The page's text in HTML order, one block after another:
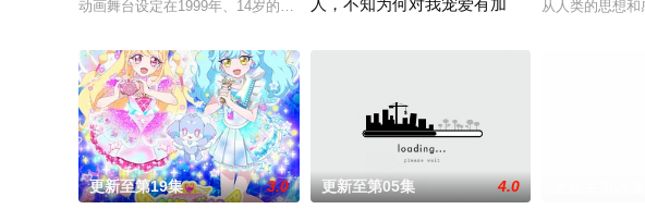
动画舞台设定在1999年、14岁的明智安娜从2027年穿越回1999年的真未来市、在那里她结
从人类的思想
更新至第19集 3.0 更新至第05集 4.0